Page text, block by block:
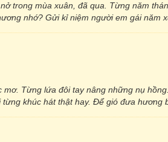
trong mùa xuân, đã qua. Từng năm
nhớ? Gửi kỉ niệm người em gái năm
Từng lứa đôi tay nâng những nụ
khúc hát thật hay. Để gió đưa hương